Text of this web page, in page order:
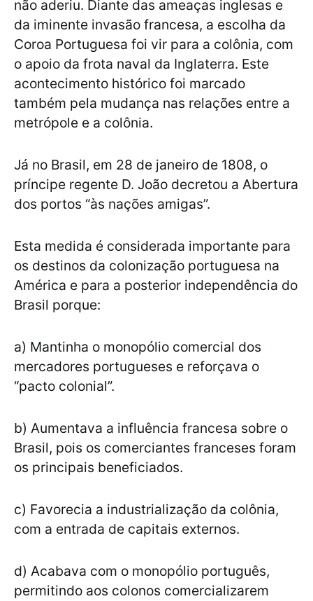
não aderiu. Diante das ameaças inglesas e
da iminente invasão francesa, a escolha da
Coroa Portuguesa foi vir para a colônia, com
o apoio da frota naval da Inglaterra. Este
acontecimento histórico foi marcado
também pela mudança nas relações entre a
metrópole e a colônia.
Já no Brasil, em 28 de janeiro de 1808, o
príncipe regente D. João decretou a Abertura
dos portos “às nações amigas”.
Esta medida é considerada importante para
os destinos da colonização portuguesa na
América e para a posterior independência do
Brasil porque:
a) Mantinha o monopólio comercial dos
mercadores portugueses e reforçava o
“pacto colonial”.
b) Aumentava a influência francesa sobre o
Brasil, pois os comerciantes franceses foram
os principais beneficiados.
c) Favorecia a industrialização da colônia,
com a entrada de capitais externos.
d) Acabava com o monopólio português,
permitindo aos colonos comercializarem